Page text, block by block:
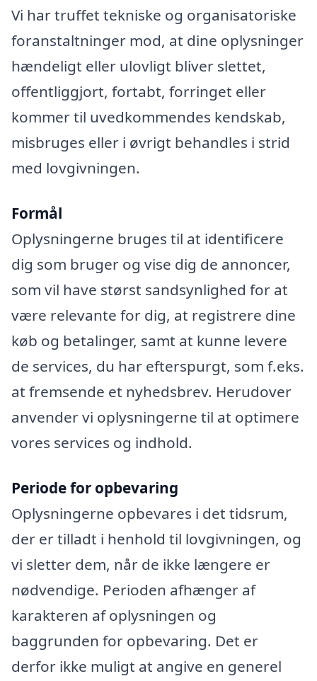
Vi har truffet tekniske og organisatoriske
foranstaltninger mod, at dine oplysninger
hændeligt eller ulovligt bliver slettet,
offentliggjort, fortabt, forringet eller
kommer til uvedkommendes kendskab,
misbruges eller i øvrigt behandles i strid
med lovgivningen.
Formål
Oplysningerne bruges til at identificere
dig som bruger og vise dig de annoncer,
som vil have størst sandsynlighed for at
være relevante for dig, at registrere dine
køb og betalinger, samt at kunne levere
de services, du har efterspurgt, som f.eks.
at fremsende et nyhedsbrev. Herudover
anvender vi oplysningerne til at optimere
vores services og indhold.
Periode for opbevaring
Oplysningerne opbevares i det tidsrum,
der er tilladt i henhold til lovgivningen, og
vi sletter dem, når de ikke længere er
nødvendige. Perioden afhænger af
karakteren af oplysningen og
baggrunden for opbevaring. Det er
derfor ikke muligt at angive en generel